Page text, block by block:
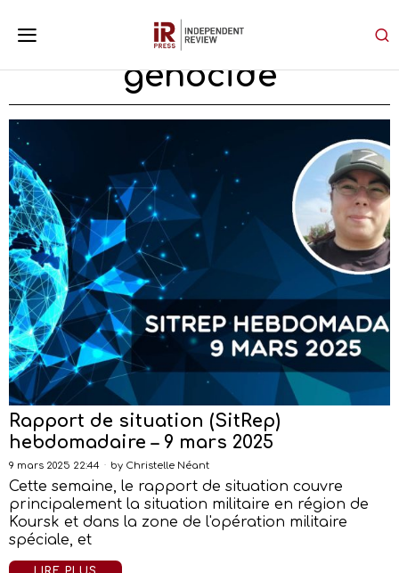
génocide
Rapport de situation (SitRep)
hebdomadaire – 9 mars 2025
9 mars 2025 22:44 by Christelle Néant
Cette semaine, le rapport de situation couvre
principalement la situation militaire en région de
Koursk et dans la zone de l'opération militaire
spéciale, et